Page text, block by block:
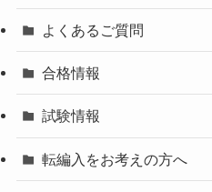
よくあるご質問
合格情報
試験情報
転編入をお考えの方へ